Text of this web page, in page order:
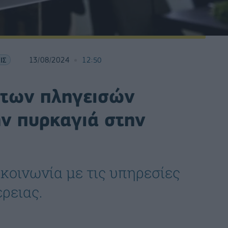
13/08/2024 12:50
πληγεισών
πυρκαγιά στην
με τις υπηρεσίες